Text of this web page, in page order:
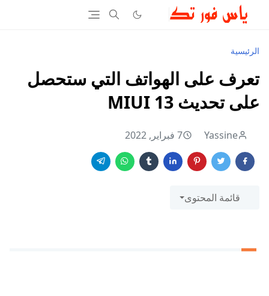
الرئيسية
تعرف على الهواتف التي ستحصل
على تحديث MIUI 13
Yassine 7 فبراير, 2022
قائمة المحتوى